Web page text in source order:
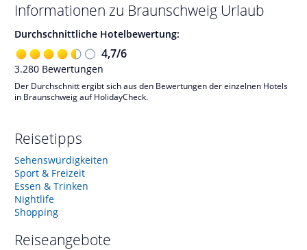
Informationen zu Braunschweig Urlaub
Durchschnittliche Hotelbewertung:
4,7/6
3.280 Bewertungen
Der Durchschnitt ergibt sich aus den Bewertungen der einzelnen Hotels
in Braunschweig auf HolidayCheck.
Reisetipps
Sehenswürdigkeiten
Sport & Freizeit
Essen & Trinken
Nightlife
Shopping
Reiseangebote